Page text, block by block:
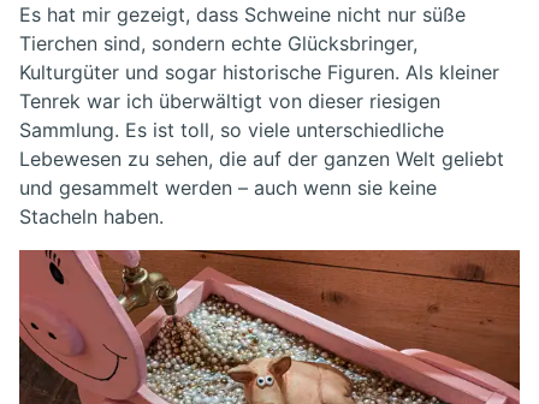
Es hat mir gezeigt, dass Schweine nicht nur süße
Tierchen sind, sondern echte Glücksbringer,
Kulturgüter und sogar historische Figuren. Als kleiner
Tenrek war ich überwältigt von dieser riesigen
Sammlung. Es ist toll, so viele unterschiedliche
Lebewesen zu sehen, die auf der ganzen Welt geliebt
und gesammelt werden – auch wenn sie keine
Stacheln haben.